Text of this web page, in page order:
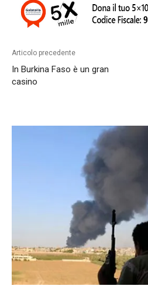
Articolo precedente
In Burkina Faso è un gran
casino